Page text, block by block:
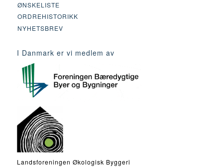
ØNSKELISTE
ORDREHISTORIKK
NYHETSBREV
I Danmark er vi medlem av
Landsforeningen Økologisk Byggeri